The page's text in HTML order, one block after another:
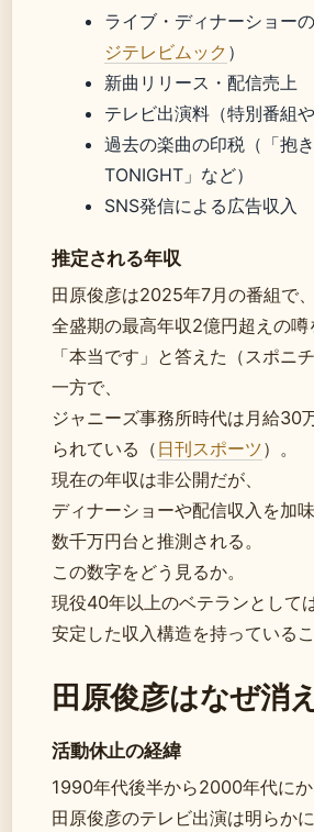
ライブ・ディナーショー
ジテレビムック ）
新曲リリース・配信売上
テレビ出演料（特別番組や
過去の楽曲の印税（「抱
TONIGHT」など）
SNS発信による広告収入
推定される年収
田原俊彦は2025年7月の番組で、
全盛期の最高年収2億円超えの噂
「本当です」と答えた（スポニ
一方で、
ジャニーズ事務所時代は月給30
られている（ 日刊スポーツ）。
現在の年収は非公開だが、
ディナーショーや配信収入を加味
数千万円台と推測される。
この数字をどう見るか。
現役40年以上のベテランとして
安定した収入構造を持っている
田原俊彦はなぜ消
活動休止の経緯
1990年代後半から2000年代にか
田原俊彦のテレビ出演は明らかに